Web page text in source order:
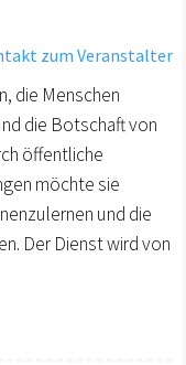
zum Veranstalter
die Menschen
die Botschaft von
öffentliche
möchte sie
und die
Der Dienst wird von